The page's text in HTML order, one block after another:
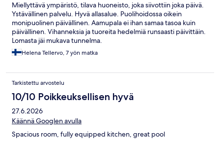
Miellyttävä ympäristö, tilava huoneisto, joka siivottiin joka päivä.
Ystävällinen palvelu. Hyvä allasalue. Puolihoidossa oikein
monipuolinen päivällinen. Aamupala ei ihan samaa tasoa kuin
päivällinen. Vihanneksia ja tuoreita hedelmiä runsaasti päivittäin.
Lomasta jäi mukava tunnelma.
Helena Tellervo, 7 yön matka
Tarkistettu arvostelu
10/10 Poikkeuksellisen hyvä
27.6.2026
Käännä Googlen avulla
Spacious room, fully equipped kitchen, great pool